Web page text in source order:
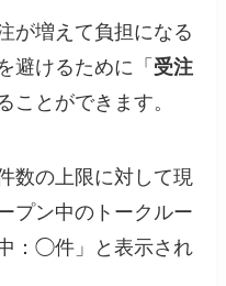
が増えて負担になる
避けるために「 受注
ことができます。
数の上限に対して現
プン中のトークルー
：◯件」と表示され